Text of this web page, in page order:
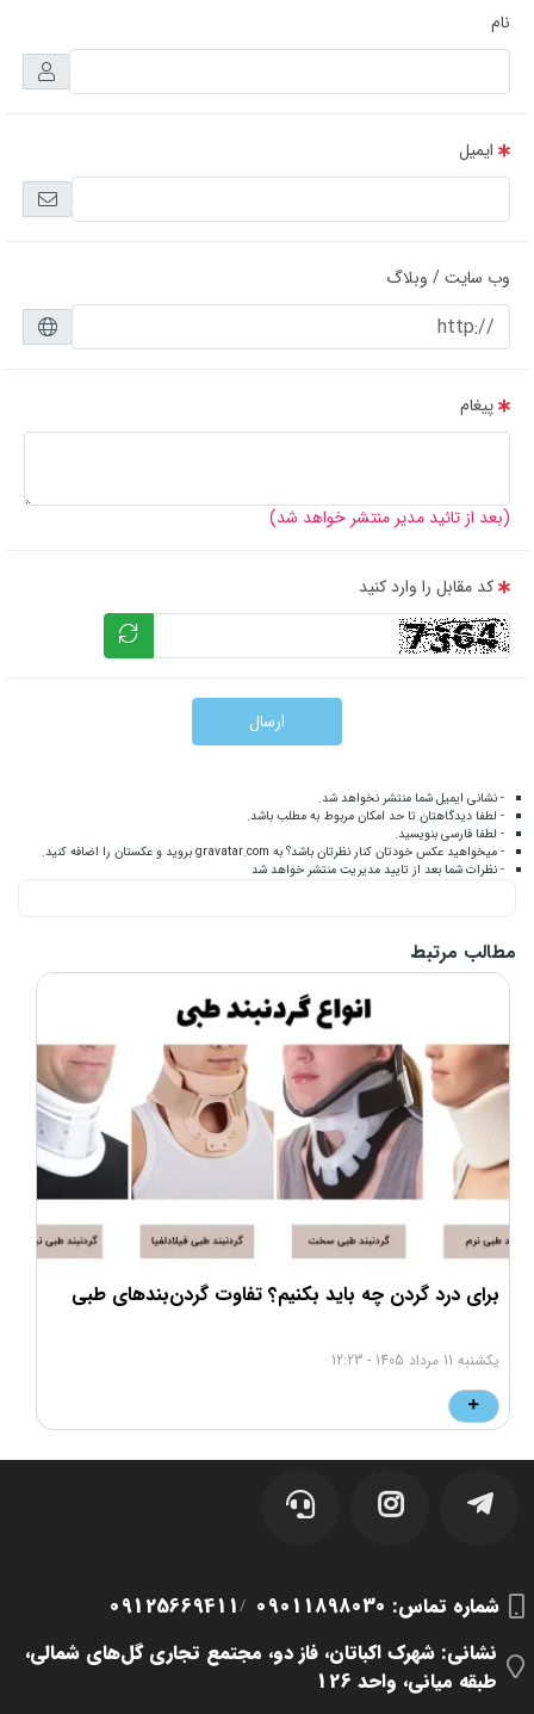
نام
ایمیل
وب سایت / وبلاگ
پیغام
(بعد از تائید مدیر منتشر خواهد شد)
کد مقابل را وارد کنید
ارسال
- نشانی ایمیل شما منتشر نخواهد شد.
- لطفا دیدگاهتان تا حد امکان مربوط به مطلب باشد.
- لطفا فارسی بنویسید.
- میخواهید عکس خودتان کنار نظرتان باشد؟ به gravatar.com بروید و عکستان را اضافه کنید.
- نظرات شما بعد از تایید مدیریت منتشر خواهد شد
مطالب مرتبط
برای درد گردن چه باید بکنیم؟ تفاوت‌ گردن‌بندهای طبی
یکشنبه 11 مرداد 1405 - 12:23
شماره تماس‌: 09011898030 /
09125669411
نشانی: شهرک اکباتان، فاز دو، مجتمع تجاری گل‌های شمالی،
طبقه میانی، واحد 126